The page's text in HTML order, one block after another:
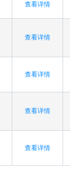
查看详情
查看详情
查看详情
查看详情
查看详情